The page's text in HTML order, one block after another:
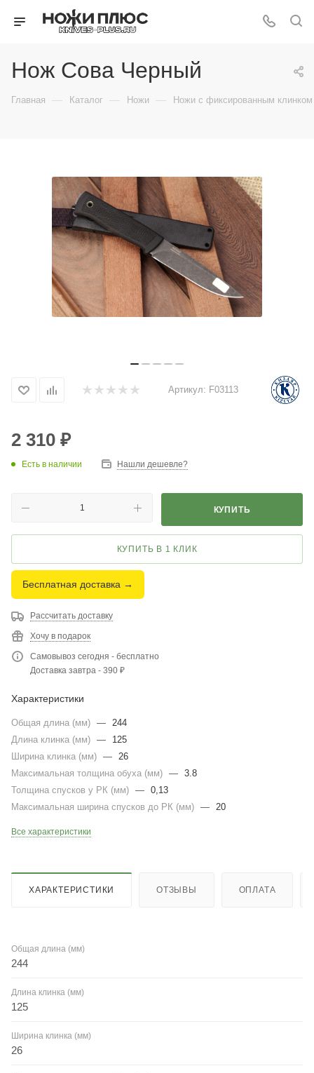
Нож Сова Черный
Главная — Каталог — Ножи — Ножи с фиксированным клинком
Артикул: F03113
2 310 ₽
Есть в наличии Нашли дешевле?
КУПИТЬ
КУПИТЬ В 1 КЛИК
Бесплатная доставка →
Рассчитать доставку
Хочу в подарок
Самовывоз сегодня - бесплатно
Доставка завтра - 390 ₽
Характеристики
Общая длина (мм) — 244
Длина клинка (мм) —
125
Ширина клинка (мм) — 26
Максимальная толщина обуха (мм) — 3.8
Толщина спусков у РК (мм) — 0,13
Максимальная ширина спусков до РК (мм) — 20
Все характеристики
ХАРАКТЕРИСТИКИ ОТЗЫВЫ ОПЛАТА
Общая длина (мм)
244
Длина клинка (мм)
125
Ширина клинка (мм)
26